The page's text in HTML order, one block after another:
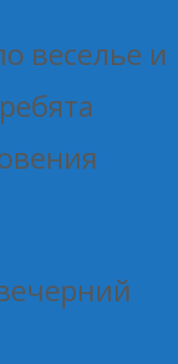
веселье и